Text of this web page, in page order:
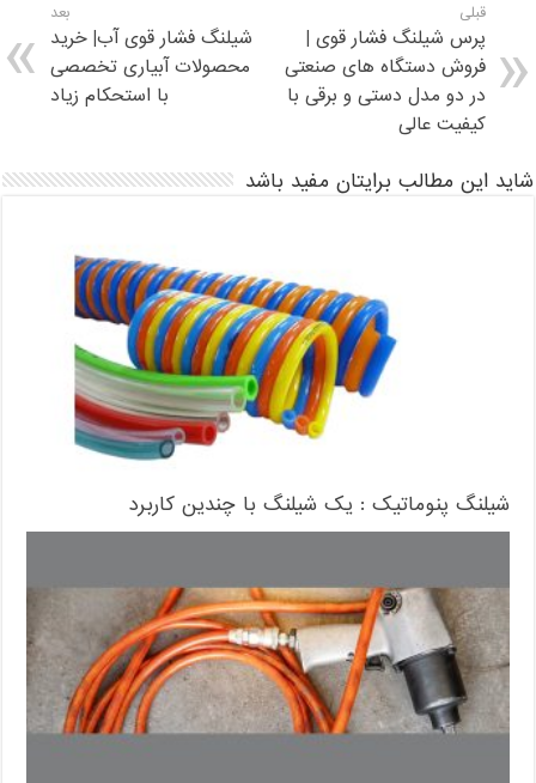
قبلی
پرس شیلنگ فشار قوی |
فروش دستگاه های صنعتی
در دو مدل دستی و برقی با
کیفیت عالی
بعد
شیلنگ فشار قوی آب| خرید
محصولات آبیاری تخصصی
با استحکام زیاد
شاید این مطالب برایتان مفید باشد
شیلنگ پنوماتیک : یک شیلنگ با چندین کاربرد